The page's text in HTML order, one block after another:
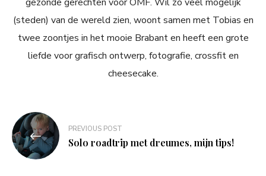
(steden) van de wereld zien, woont samen met Tobias en
twee zoontjes in het mooie Brabant en heeft een grote
liefde voor grafisch ontwerp, fotografie, crossfit en
cheesecake.
Bericht
navigatie
PREVIOUS POST
Solo roadtrip met dreumes, mijn tips!